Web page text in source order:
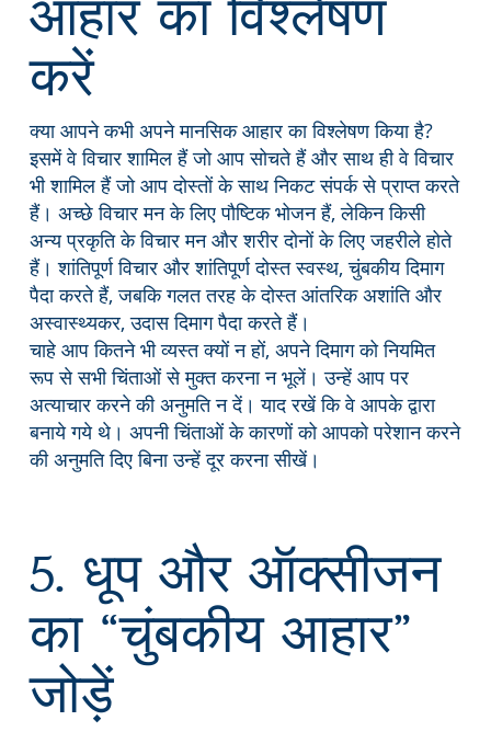
आहार का विश्लेषण
करें
क्या आपने कभी अपने मानसिक आहार का विश्लेषण किया है?
इसमें वे विचार शामिल हैं जो आप सोचते हैं और साथ ही वे विचार
भी शामिल हैं जो आप दोस्तों के साथ निकट संपर्क से प्राप्त करते
हैं। अच्छे विचार मन के लिए पौष्टिक भोजन हैं, लेकिन किसी
अन्य प्रकृति के विचार मन और शरीर दोनों के लिए जहरीले होते
हैं। शांतिपूर्ण विचार और शांतिपूर्ण दोस्त स्वस्थ, चुंबकीय दिमाग
पैदा करते हैं, जबकि गलत तरह के दोस्त आंतरिक अशांति और
अस्वास्थ्यकर, उदास दिमाग पैदा करते हैं।
चाहे आप कितने भी व्यस्त क्यों न हों, अपने दिमाग को नियमित
रूप से सभी चिंताओं से मुक्त करना न भूलें। उन्हें आप पर
अत्याचार करने की अनुमति न दें। याद रखें कि वे आपके द्वारा
बनाये गये थे। अपनी चिंताओं के कारणों को आपको परेशान करने
की अनुमति दिए बिना उन्हें दूर करना सीखें।
5. धूप और ऑक्सीजन
का “चुंबकीय आहार”
जोड़ें